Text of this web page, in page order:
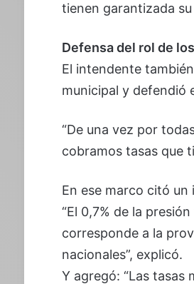
tienen garantizada su
Defensa del rol de
El intendente
municipal y defendió
“De una vez por
cobramos tasas que
En ese marco citó
“El 0,7% de la
corresponde a la
nacionales”, explicó.
Y agregó: “Las tasas